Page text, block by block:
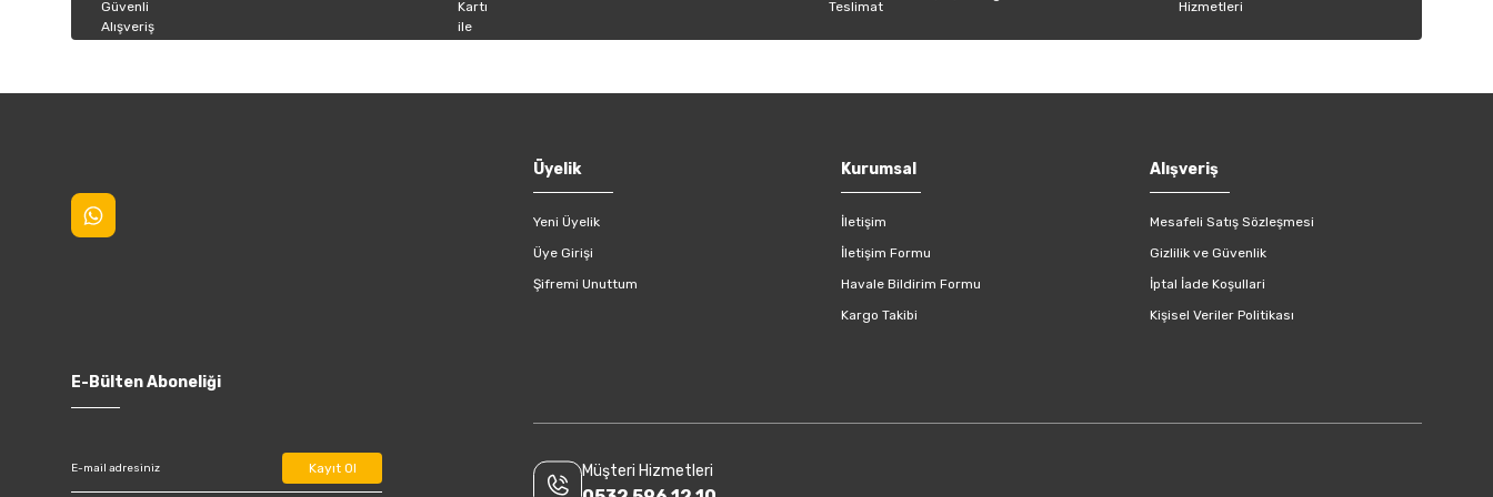
Bu ürüne benzer farklı alternatifler olmalı.
Üyelik
Yeni Üyelik
Üye Girişi
Şifremi Unuttum
Kurumsal
İletişim
İletişim Formu
Havale Bildirim Formu
Kargo Takibi
Alışveriş
Mesafeli Satış Sözleşmesi
Gizlilik ve Güvenlik
İptal İade Koşullari
Kişisel Veriler Politikası
E-Bülten Aboneliği
Kayıt Ol Müşteri Hizmetleri